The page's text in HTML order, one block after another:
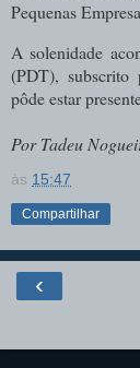
Pequenas
A solenidade
(PDT), subscrito
pôde estar
Por Tadeu
às 15:47
Compartilhar
‹